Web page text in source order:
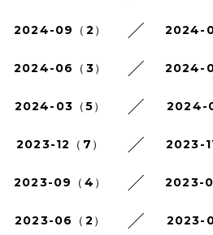
2024-09（2） 2024-
2024-06（3） 2024-
2024-03（5） 2024-
2023-12（7） 2023-
2023-09（4） 2023-
2023-06（2） 2023-